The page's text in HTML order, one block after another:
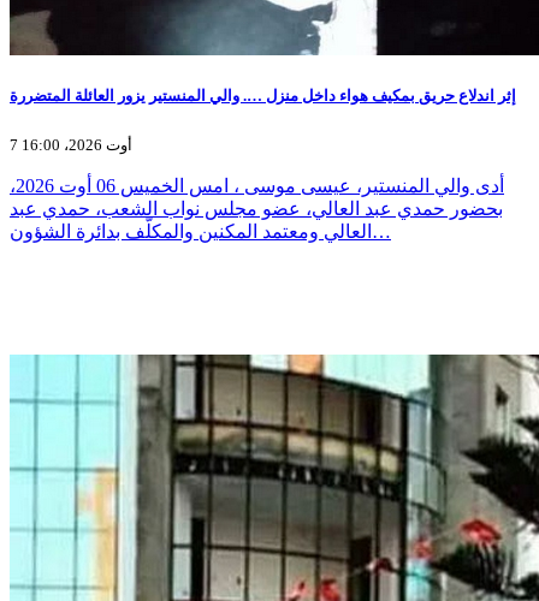
إثر اندلاع حريق بمكيف هواء داخل منزل …. والي المنستير يزور العائلة المتضررة
7 أوت 2026، 16:00
أدى والي المنستير، عيسى موسى ، امس الخميس 06 أوت 2026،
بحضور حمدي عبد العالي، عضو مجلس نواب الشعب، حمدي عبد
العالي ومعتمد المكنين والمكلّف بدائرة الشؤون…